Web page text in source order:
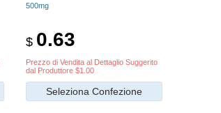
500mg
$ 0.63
Prezzo di Vendita al Dettaglio Suggerito
dal Produttore $1.00
Seleziona Confezione